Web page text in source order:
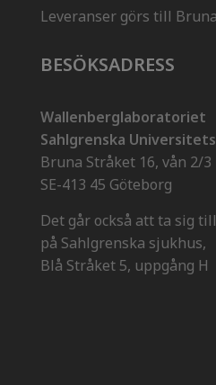
Leveranser görs till
BESÖKSADRESS
Wallenberglaboratoriet
Sahlgrenska
Bruna Stråket 16, vån 2/3
SE-413 45 Göteborg
Det går också att ta sig
på Sahlgrenska sjukhus,
Blå Stråket 5, uppgång H